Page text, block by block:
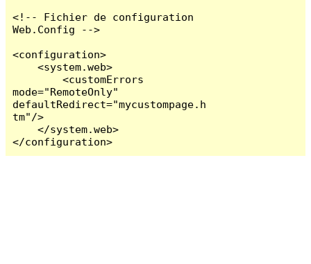
<!-- Fichier de configuration
Web.Config -->
<configuration>
    <system.web>
        <customErrors
mode="RemoteOnly"
defaultRedirect="mycustompage.h
tm"/>
    </system.web>
</configuration>